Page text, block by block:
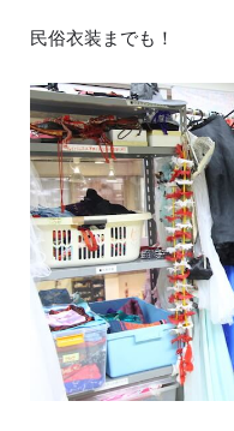
民俗衣装までも！